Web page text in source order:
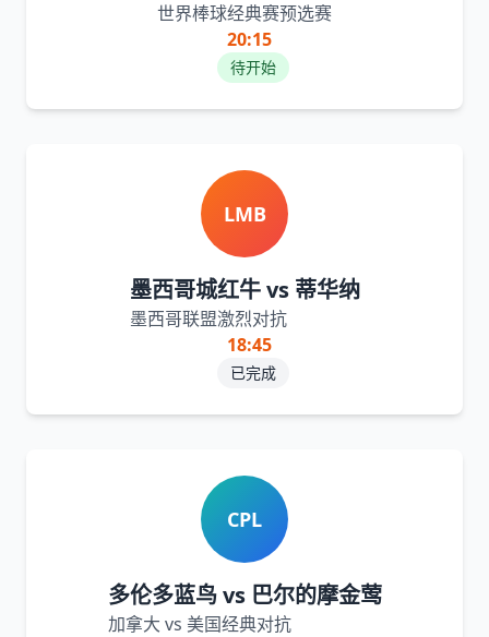
世界棒球经典赛预选赛
20:15
待开始
LMB
墨西哥城红牛 vs 蒂华纳
墨西哥联盟激烈对抗
18:45
已完成
CPL
多伦多蓝鸟 vs 巴尔的摩金莺
加拿大 vs 美国经典对抗